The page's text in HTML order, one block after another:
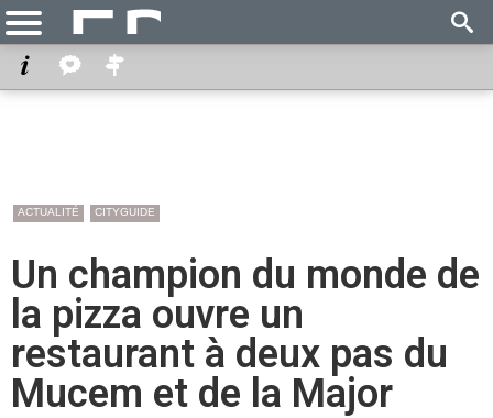
ACTUALITÉ CITYGUIDE
Un champion du monde de
la pizza ouvre un
restaurant à deux pas du
Mucem et de la Major